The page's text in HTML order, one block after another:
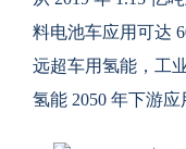
料电池车应用可达
远超车用氢能，工
氢能 2050 年下游